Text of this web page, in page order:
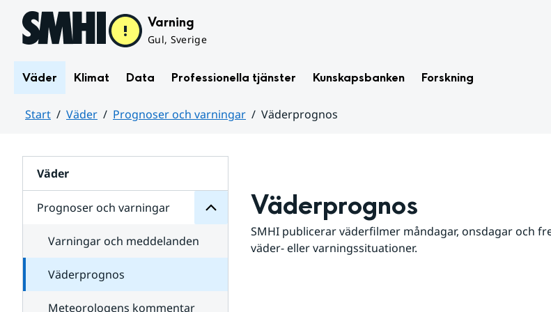
Hoppa till sidans innehåll Varning
Gul, Sverige
Väder Klimat Data Professionella tjänster Kunskapsbanken Forskning
Start Väder Prognoser och varningar
Väderprognos
Väder
Prognoser och varningar
för
varningar
Varningar och meddelanden
Väderprognos
Meteorologens kommentar
Väderprognos
SMHI publicerar väderfilmer måndagar, onsdagar och
väder- eller varningssituationer.